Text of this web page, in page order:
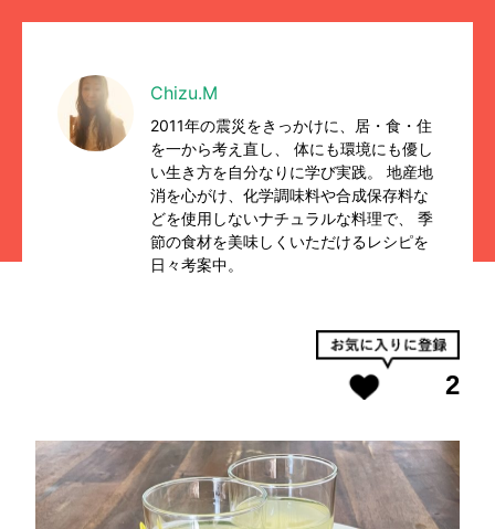
Chizu.M
2011年の震災をきっかけに、居・食・住
を一から考え直し、 体にも環境にも優し
い生き方を自分なりに学び実践。 地産地
消を心がけ、化学調味料や合成保存料な
どを使用しないナチュラルな料理で、 季
節の食材を美味しくいただけるレシピを
日々考案中。
2